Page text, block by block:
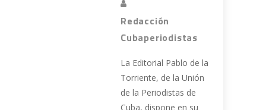
Redacción
Cubaperiodistas
La Editorial Pablo de la
Torriente, de la Unión
de la Periodistas de
Cuba, dispone en su